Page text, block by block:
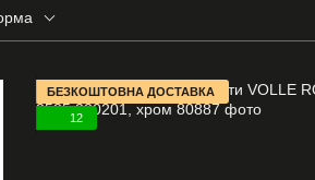
БЕЗКОШТОВНА ДОСТАВКА
12